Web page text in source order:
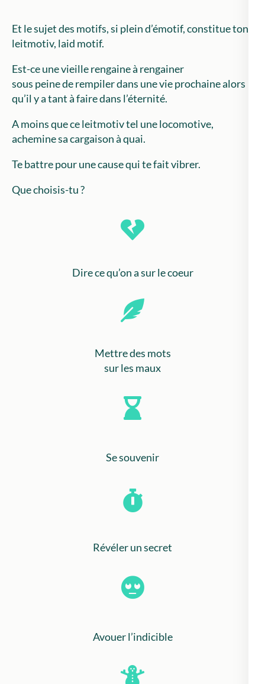
Et le sujet des motifs, si plein d’émotif, constitue ton
leitmotiv, laid motif.
Est-ce une vieille rengaine à rengainer
sous peine de rempiler dans une vie prochaine alors
qu’il y a tant à faire dans l’éternité.
A moins que ce leitmotiv tel une locomotive,
achemine sa cargaison à quai.
Te battre pour une cause qui te fait vibrer.
Que choisis-tu ?
Dire ce qu’on a sur le coeur
Mettre des mots
sur les maux
Se souvenir
Révéler un secret
Avouer l’indicible